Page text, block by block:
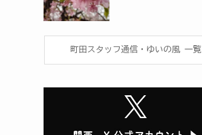
町田スタッフ通信・ゆいの風 一覧